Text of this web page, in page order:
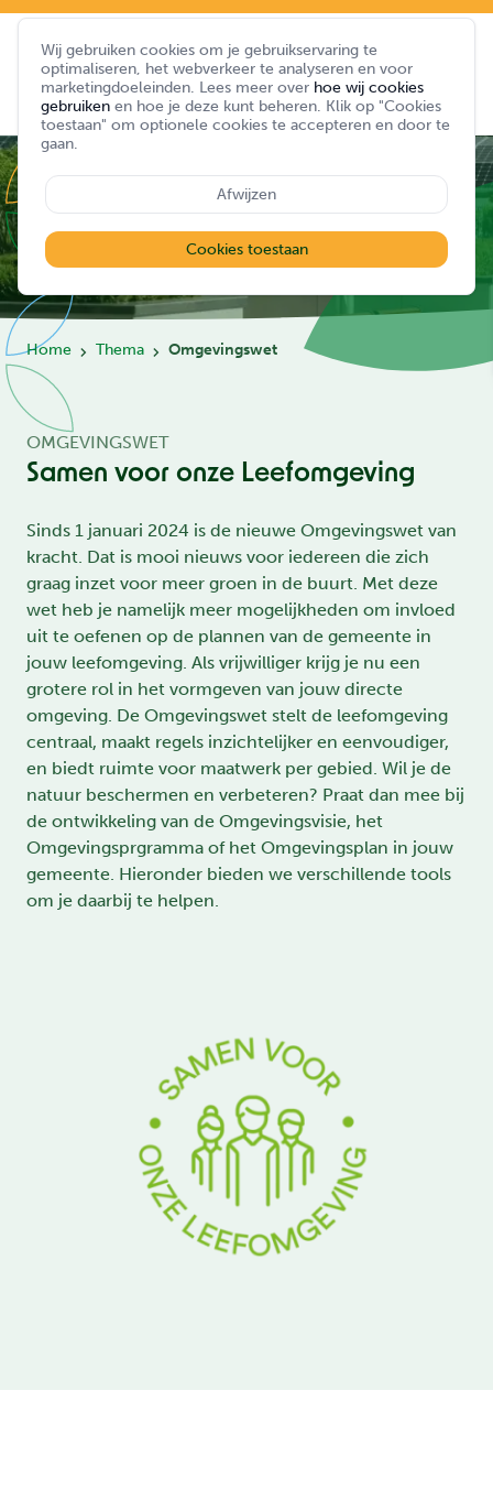
Home Thema Omgevingswet
OMGEVINGSWET
Samen voor onze Leefomgeving
Sinds 1 januari 2024 is de nieuwe Omgevingswet van
kracht. Dat is mooi nieuws voor iedereen die zich
graag inzet voor meer groen in de buurt. Met deze
wet heb je namelijk meer mogelijkheden om invloed
uit te oefenen op de plannen van de gemeente in
jouw leefomgeving. Als vrijwilliger krijg je nu een
grotere rol in het vormgeven van jouw directe
omgeving. De Omgevingswet stelt de leefomgeving
centraal, maakt regels inzichtelijker en eenvoudiger,
en biedt ruimte voor maatwerk per gebied. Wil je de
natuur beschermen en verbeteren? Praat dan mee bij
de ontwikkeling van de Omgevingsvisie, het
Omgevingsprgramma of het Omgevingsplan in jouw
gemeente. Hieronder bieden we verschillende tools
om je daarbij te helpen.
Wij gebruiken cookies om je gebruikservaring te
optimaliseren, het webverkeer te analyseren en voor
marketingdoeleinden. Lees meer over hoe wij cookies
gebruiken en hoe je deze kunt beheren. Klik op "Cookies
toestaan" om optionele cookies te accepteren en door te
gaan.
Afwijzen
Cookies toestaan